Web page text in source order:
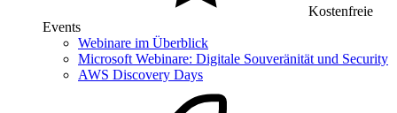
Kostenfreie
Events
Webinare im Überblick
Microsoft Webinare: Digitale Souveränität und Security
AWS Discovery Days